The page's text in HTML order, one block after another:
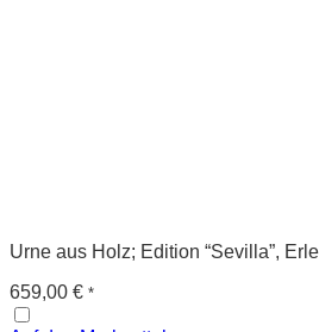
Urne aus Holz; Edition “Sevilla”,
659,00 € *